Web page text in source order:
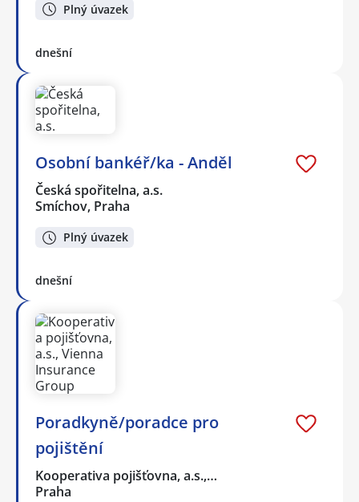
Plný úvazek
dnešní
Osobní bankéř/ka - Anděl
Česká spořitelna, a.s.
Smíchov, Praha
Plný úvazek
dnešní
Poradkyně/poradce pro
pojištění
Kooperativa pojišťovna, a.s.,…
Praha